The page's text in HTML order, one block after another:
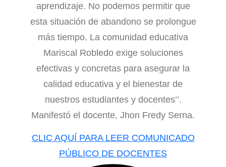
aprendizaje. No podemos permitir que
esta situación de abandono se prolongue
más tiempo. La comunidad educativa
Mariscal Robledo exige soluciones
efectivas y concretas para asegurar la
calidad educativa y el bienestar de
nuestros estudiantes y docentes’’.
Manifestó el docente, Jhon Fredy Serna.
CLIC AQUÍ PARA LEER COMUNICADO
PÚBLICO DE DOCENTES